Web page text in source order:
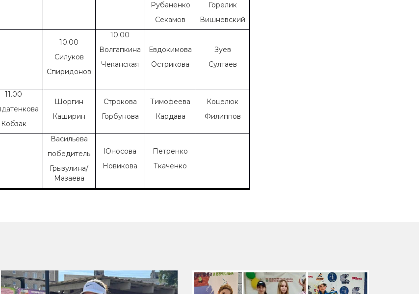
Рубаненко
Секамов
Горелик
Вишневский
10.00
Силуков
Спиридонов
10.00
Волгапкина
Чеканская
Евдокимова
Острикова
Зуев
Султаев
11.00
Кобзак
Шоргин
Каширин
Строкова
Горбунова
Тимофеева
Кардава
Коцелюк
Филиппов
Васильева
победитель
Грызулина/
Мазаева
Юносова
Новикова
Петренко
Ткаченко